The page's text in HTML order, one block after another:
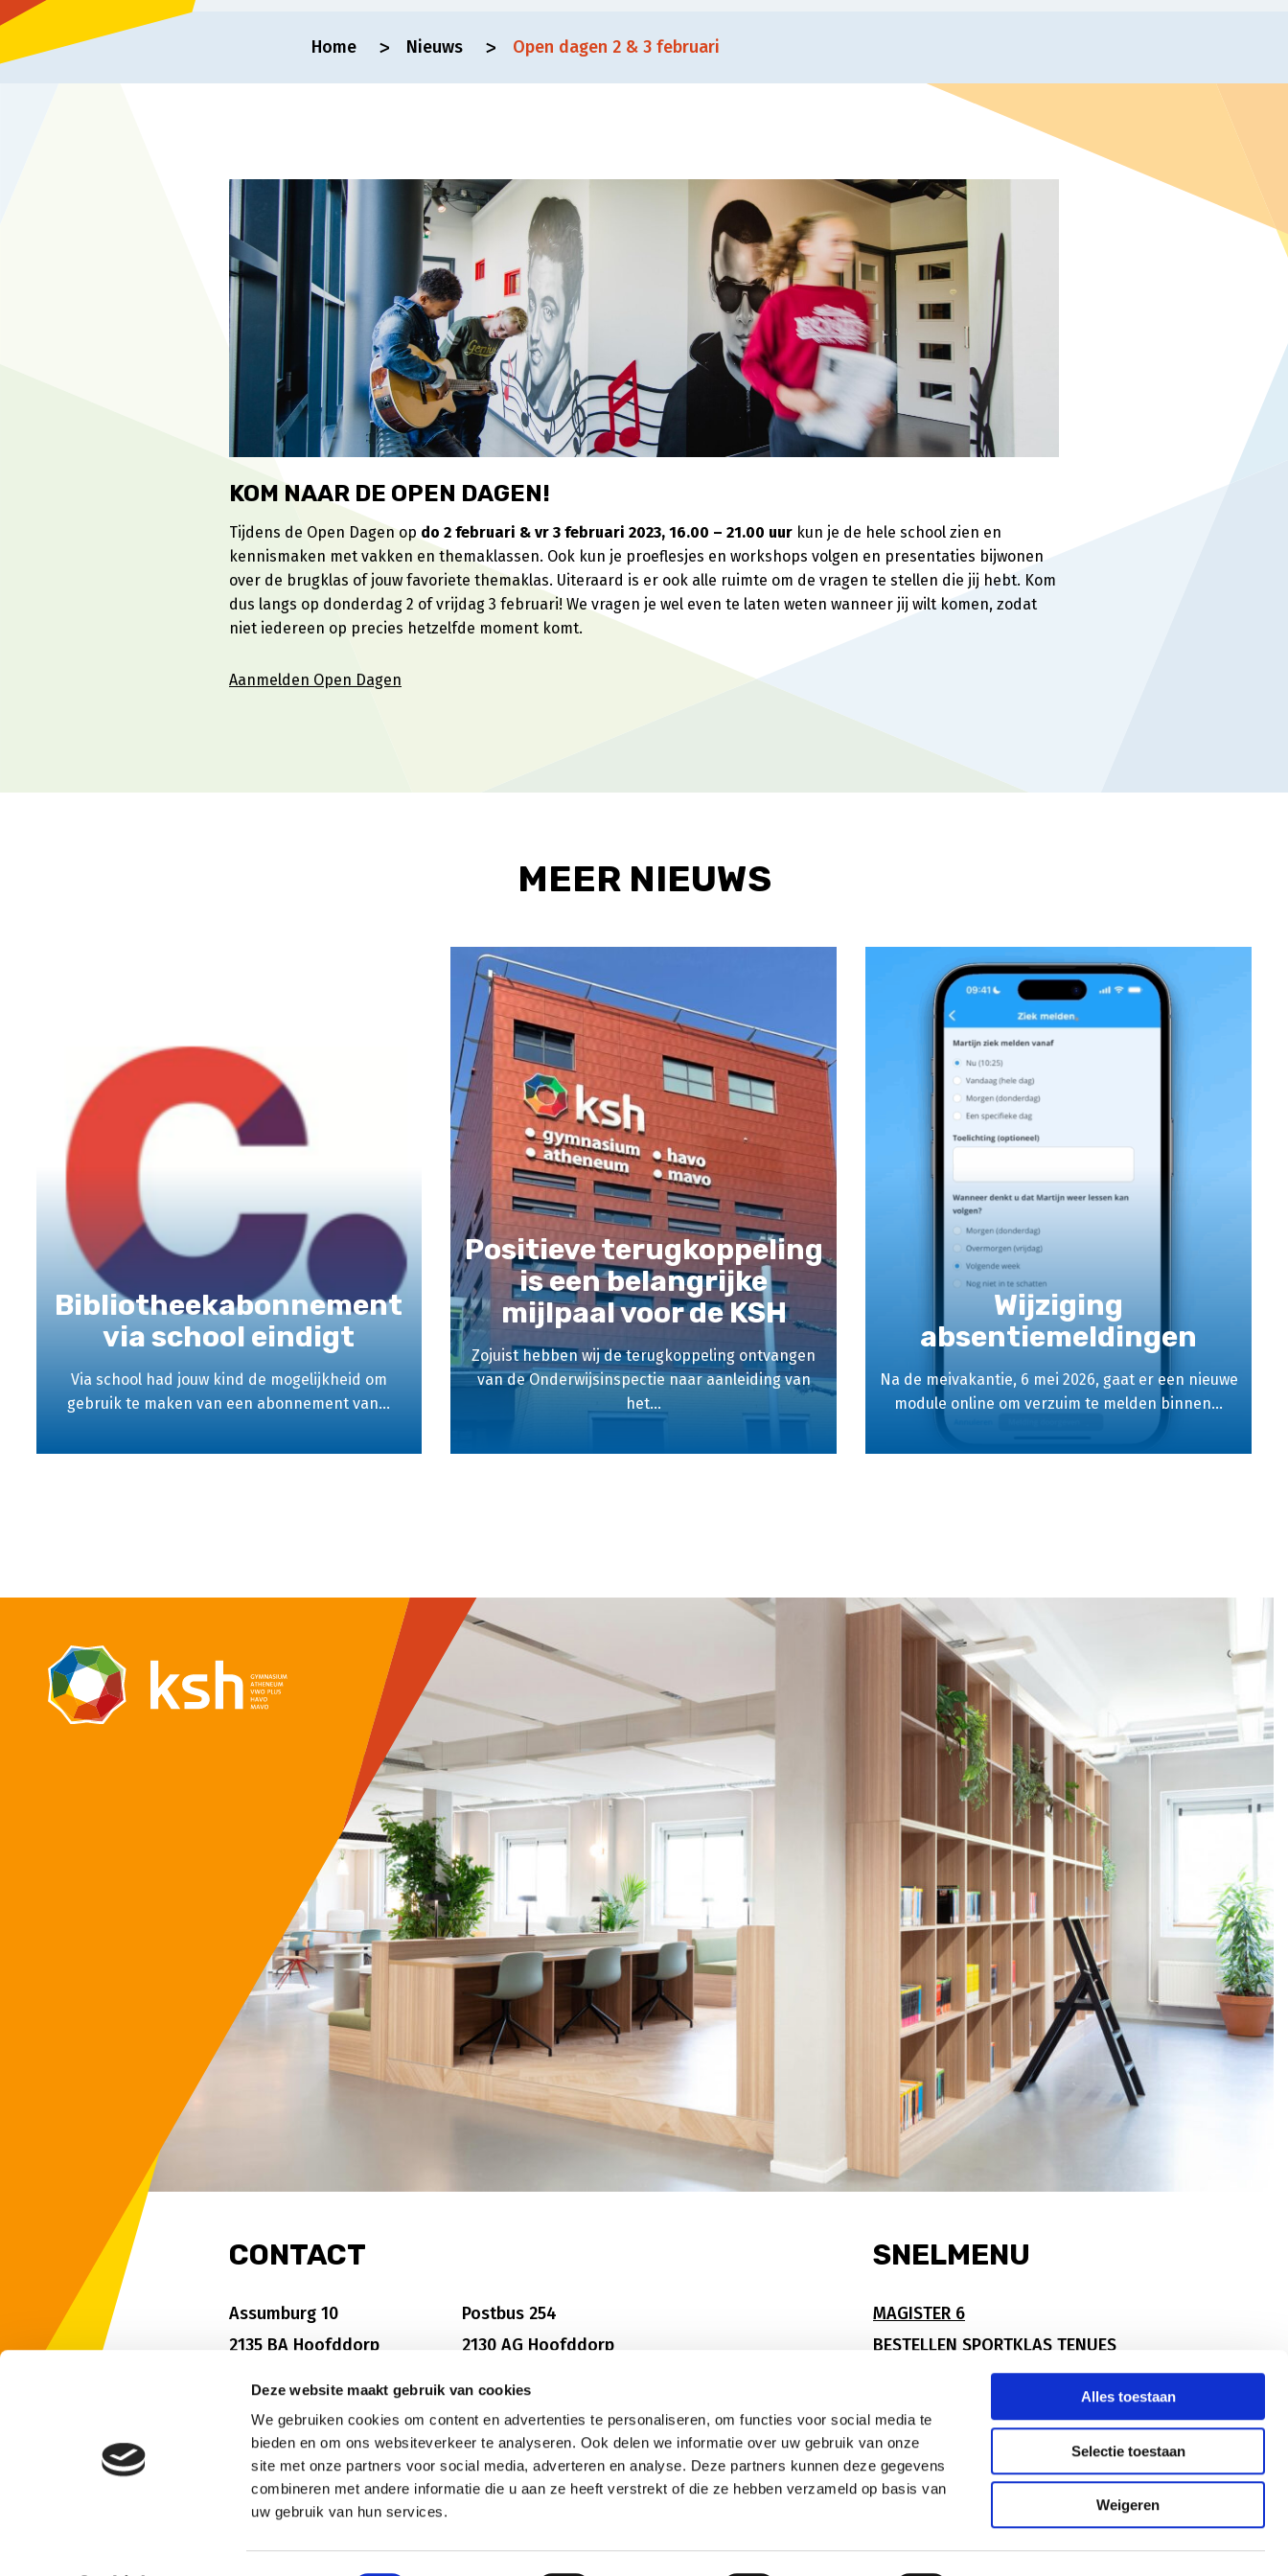
Deze website maakt gebruik van cookies
We gebruiken cookies om content en advertenties te personaliseren, om functies voor social media te
bieden en om ons websiteverkeer te analyseren. Ook delen we informatie over uw gebruik van onze
site met onze partners voor social media, adverteren en analyse. Deze partners kunnen deze gegevens
combineren met andere informatie die u aan ze heeft verstrekt of die ze hebben verzameld op basis van
uw gebruik van hun services.
Alles toestaan
Selectie toestaan
Weigeren
Home Nieuws Open dagen 2 & 3 februari
KOM NAAR DE OPEN DAGEN!
Tijdens de Open Dagen op do 2 februari & vr 3 februari 2023, 16.00 – 21.00 uur kun je de hele school zien en
kennismaken met vakken en themaklassen. Ook kun je proeflesjes en workshops volgen en presentaties bijwonen
over de brugklas of jouw favoriete themaklas. Uiteraard is er ook alle ruimte om de vragen te stellen die jij hebt. Kom
dus langs op donderdag 2 of vrijdag 3 februari! We vragen je wel even te laten weten wanneer jij wilt komen, zodat
niet iedereen op precies hetzelfde moment komt.
Aanmelden Open Dagen
MEER NIEUWS
Bibliotheekabonnement
via school eindigt
Via school had jouw kind de mogelijkheid om
gebruik te maken van een abonnement van...
Positieve terugkoppeling
is een belangrijke
mijlpaal voor de KSH
Zojuist hebben wij de terugkoppeling ontvangen
van de Onderwijsinspectie naar aanleiding van
het...
Wijziging
absentiemeldingen
Na de meivakantie, 6 mei 2026, gaat er een nieuwe
module online om verzuim te melden binnen...
CONTACT
Assumburg 10
Postbus 254
2135 BA Hoofddorp
2130 AG Hoofddorp
SNELMENU
MAGISTER 6
BESTELLEN SPORTKLAS TENUES
MEDIATHEEKWISE